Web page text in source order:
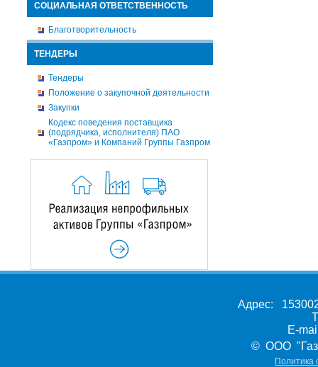
СОЦИАЛЬНАЯ ОТВЕТСТВЕННОСТЬ
Благотворительность
ТЕНДЕРЫ
Тендеры
Положение о закупочной деятельности
Закупки
Кодекс поведения поставщика
(подрядчика, исполнителя) ПАО
«Газпром» и Компаний Группы Газпром
Адрес:
E-
© ООО
Политика